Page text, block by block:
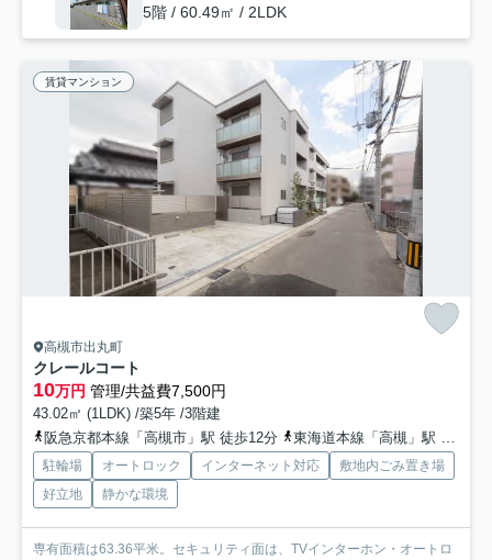
5階 / 60.49㎡ / 2LDK
賃貸マンション
高槻市出丸町
クレールコート
10万円 管理/共益費7,500円
43.02㎡ (1LDK) /築5年 /3階建
阪急京都本線「高槻市」駅 徒歩12分
東海道本線「高槻」駅 徒歩15分
駐輪場 オートロック インターネット対応
敷地内ごみ置き場
好立地
静かな環境
専有面積は63.36平米。セキュリティ面は、TVインターホン・オートロ